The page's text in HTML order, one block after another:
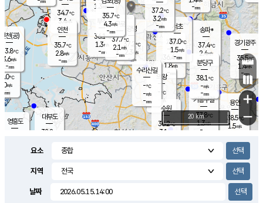
의도
℃
m/s
mm
영흥도
과천
36.4℃
1.8m/s
- mm
용인
38.5℃
1.5m/s
경기광주
35.5℃
1.4m/s
-mm
3.1m/s
대부도
32.8
34.7℃
3.4 m/s
-mm
의왕
- ℃
m/s
mm
1.3 m/s
mm
광명
37.2 ℃
2.3 m/s
-mm
부천
36.1℃
1.3m/s
-mm
구로
37.7℃
2.1 m/s
-mm
-mm
송파*
37.4℃
2.4m/s
-mm
서초
37.0℃
1.5m/s
-mm
기흥구갈
37.8℃
1.3m/s
-
수리산길
-℃
-m/s
-mm
분당구
38.1℃
-m/s
-mm
인천(공)
33.8℃
3.6m/s
-mm
35.7℃
4.3m/s
-mm
수원
36.2℃
3.1 m/s
인천
35.7℃
2.8m/s
-mm
37.2℃
3.2m/s
-mm
+
−
20 km
요소
지역
날짜